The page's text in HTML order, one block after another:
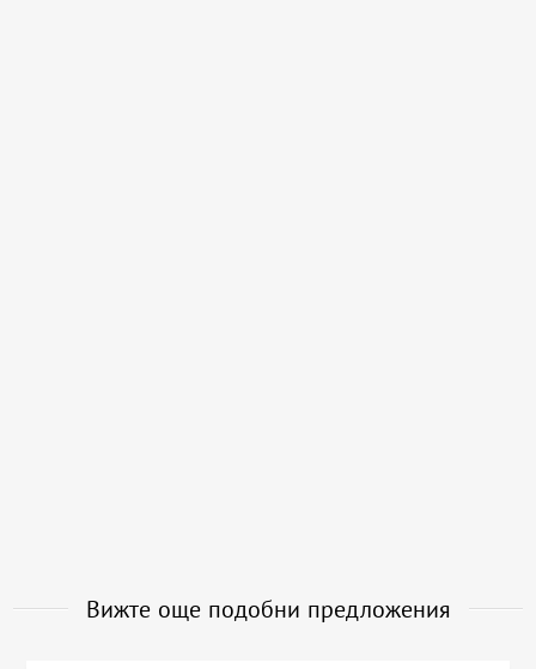
Вижте още подобни предложения